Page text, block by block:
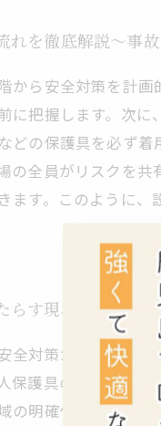
れを徹底解説～事
から安全対策を計
に把握します。次
どの保護具を必ず
の全員がリスクを
ます。このように
らす現場の安心～
全対策が工事の円
保護具の着用が義
の明確化と一般人